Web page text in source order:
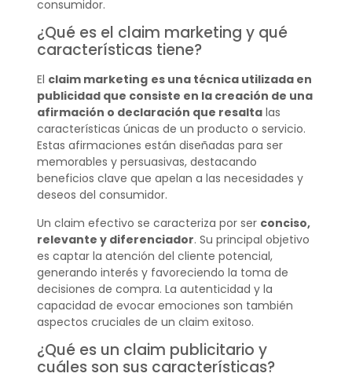
consumidor.
¿Qué es el claim marketing y qué
características tiene?
El claim marketing es una técnica utilizada en
publicidad que consiste en la creación de una
afirmación o declaración que resaltalas
características únicas de un producto o servicio.
Estas afirmaciones están diseñadas para ser
memorables y persuasivas, destacando
beneficios clave que apelan a las necesidades y
deseos del consumidor.
Un claim efectivo se caracteriza por ser conciso,
relevante y diferenciador. Su principal objetivo
es captar la atención del cliente potencial,
generando interés y favoreciendo la toma de
decisiones de compra. La autenticidad y la
capacidad de evocar emociones son también
aspectos cruciales de un claim exitoso.
¿Qué es un claim publicitario y
cuáles son sus características?